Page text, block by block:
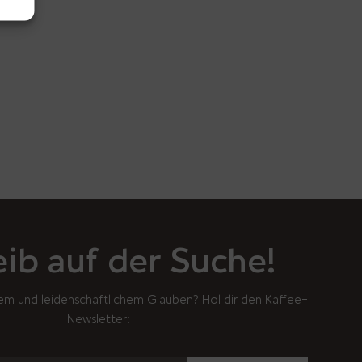
auf der Suche!
und leidenschaftlichem Glauben? Hol dir den Kaffee-
Newsletter: